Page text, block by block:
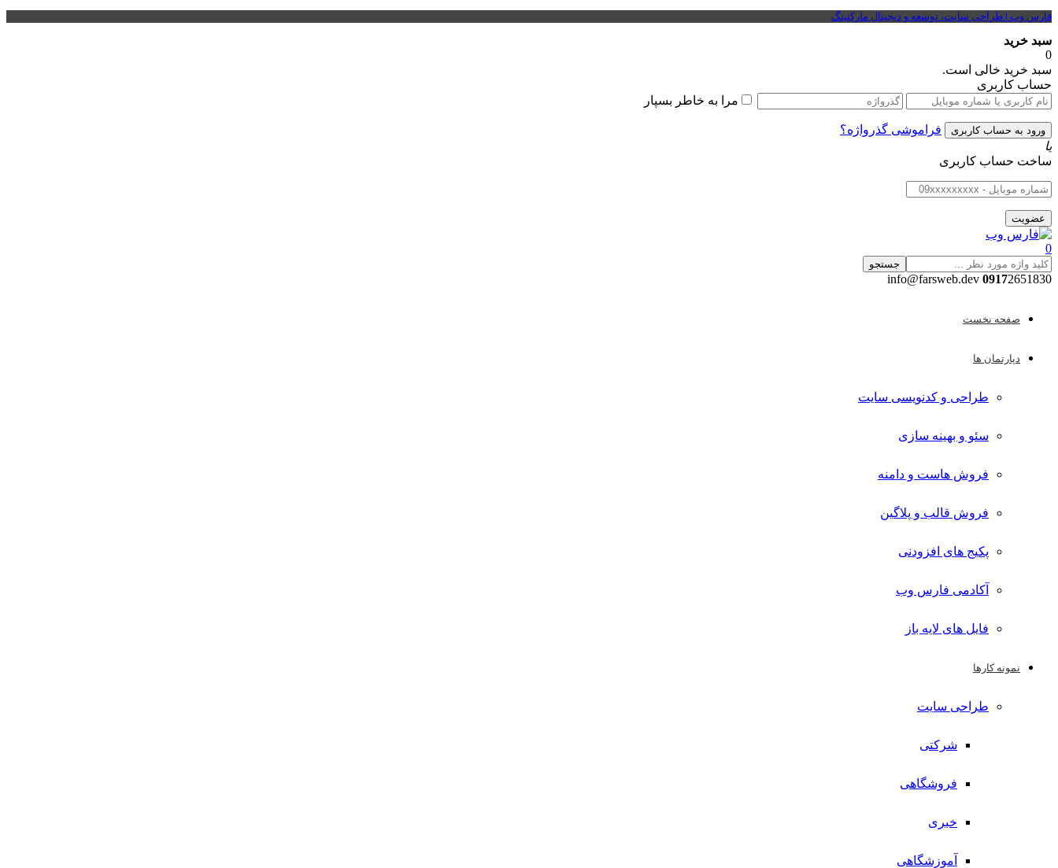
فارس وب | طراحی سایت، توسعه و دیجیتال مارکتینگ
سبد خرید
0
سبد خرید خالی است.
حساب کاربری
مرا به خاطر بسپار
فراموشی گذرواژه؟
یا
ساخت حساب کاربری
0
جستجو
09172651830 info@farsweb.dev
صفحه نخست
دپارتمان ها
طراحی و کدنویسی سایت
سئو و بهینه سازی
فروش هاست و دامنه
فروش قالب و پلاگین
پکیج های افزودنی
آکادمی فارس وب
فایل های لایه باز
نمونه کارها
طراحی سایت
شرکتی
فروشگاهی
خبری
آموزشگاهی